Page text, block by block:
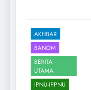
AKHBAR
BANOM
BERITA
UTAMA
IPNU-IPPNU